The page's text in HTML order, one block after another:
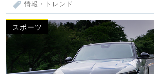
情報・トレンド
スポーツ